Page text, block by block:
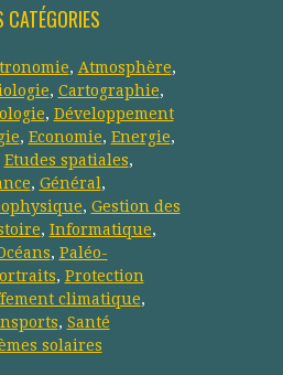
CATÉGORIES
, Atmosphère,
, Cartographie,
, Développement
, Economie, Energie,
Etudes spatiales,
, Général ,
, Gestion des
, Informatique,
, Paléo-
, Protection
climatique,
, Santé
solaires